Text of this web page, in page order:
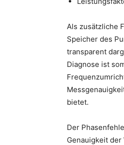
Als zusätzliche
Speicher des
transparent
Diagnose ist
bietet.
Der
Genauigkeit